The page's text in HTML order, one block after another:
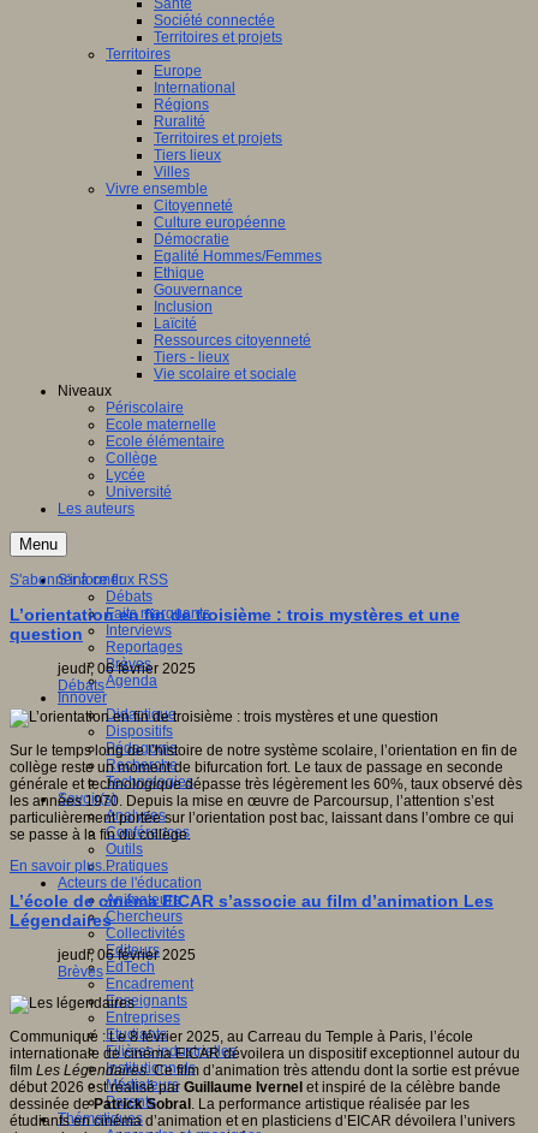
Santé
Société connectée
Territoires et projets
Territoires
Europe
International
Régions
Ruralité
Territoires et projets
Tiers lieux
Villes
Vivre ensemble
Citoyenneté
Culture européenne
Démocratie
Egalité Hommes/Femmes
Ethique
Gouvernance
Inclusion
Laïcité
Ressources citoyenneté
Tiers - lieux
Vie scolaire et sociale
Niveaux
Périscolaire
Ecole maternelle
Ecole élémentaire
Collège
Lycée
Université
Les auteurs
Menu
S'informer
Débats
Faits marquants
Interviews
Reportages
Brèves
Agenda
Innover
Didactique
Dispositifs
Pédagogie
Recherche
Technologies
Savoir(s)
Analyses
Conférences
Outils
Pratiques
Acteurs de l'éducation
Animateurs
Chercheurs
Collectivités
Editeurs
EdTech
Encadrement
Enseignants
Entreprises
Etudiants
Filières industrielles
Institutionnels
Médiateurs
Parents
Thématiques
S'abonner à ce flux RSS
L’orientation en fin de troisième : trois mystères et une
question
jeudi, 06 février 2025
Débats
Sur le temps long de l’histoire de notre système scolaire, l’orientation en fin de
collège reste un moment de bifurcation fort. Le taux de passage en seconde
générale et technologique dépasse très légèrement les 60%, taux observé dès
les années 1970. Depuis la mise en œuvre de Parcoursup, l’attention s’est
particulièrement portée sur l’orientation post bac, laissant dans l’ombre ce qui
se passe à la fin du collège.
En savoir plus...
L’école de cinéma EICAR s’associe au film d’animation Les
Légendaires
jeudi, 06 février 2025
Brèves
Communiqué : Le 8 février 2025, au Carreau du Temple à Paris, l’école
internationale de cinéma EICAR dévoilera un dispositif exceptionnel autour du
film Les Légendaires.Ce film d’animation très attendu dont la sortie est prévue
début 2026 est réalisé par Guillaume Ivernel et inspiré de la célèbre bande
dessinée dePatrick Sobral . La performance artistique réalisée par les
étudiants en cinéma d’animation et en plasticiens d’EICAR dévoilera l’univers